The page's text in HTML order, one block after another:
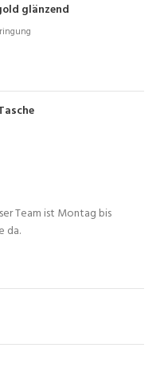
glänzend
Team ist Montag bis
da.